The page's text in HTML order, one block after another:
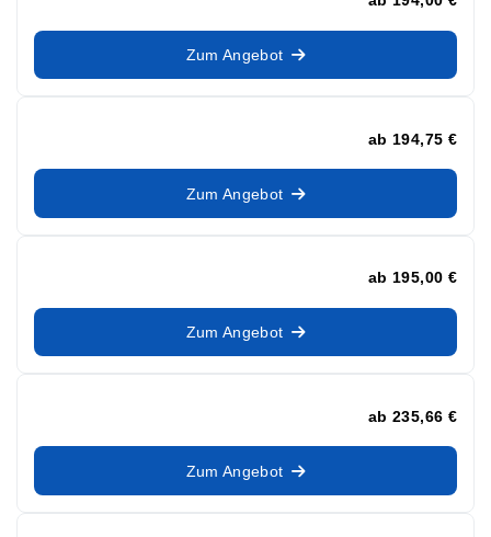
Zum Angebot
ab 194,75 €
Zum Angebot
ab 195,00 €
Zum Angebot
ab 235,66 €
Zum Angebot